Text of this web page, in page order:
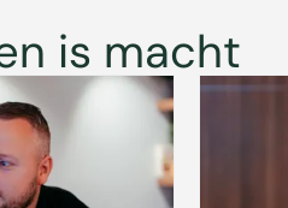
is macht